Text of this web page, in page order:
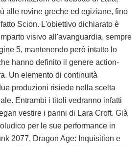
alle rovine greche ed egiziane, fino
Scion. L'obiettivo dichiarato è
visivo all'avanguardia, sempre
5, mantenendo però intatto lo
hanno definito il genere action-
Un elemento di continuità
produzioni risiede nella scelta
Entrambi i titoli vedranno infatti
vestire i panni di Lara Croft. Già
per le sue performance in
2077, Dragon Age: Inquisition e